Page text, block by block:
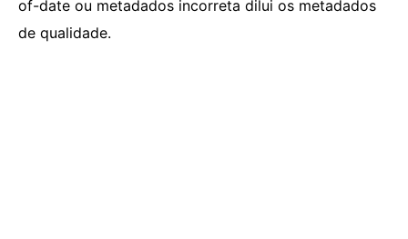
of-date ou metadados incorreta dilui os metadados
de qualidade.